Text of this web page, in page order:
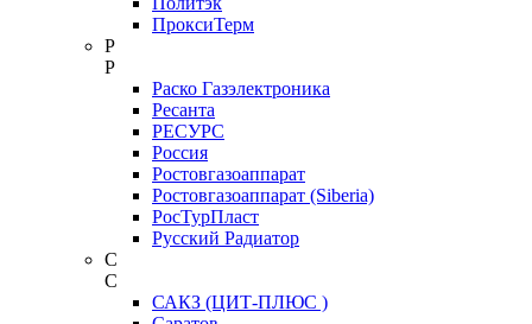
ПроксиТерм
Р
Р
Раско Газэлектроника
Ресанта
РЕСУРС
Россия
Ростовгазоаппарат
Ростовгазоаппарат (Siberia)
РосТурПласт
Русский Радиатор
С
С
САКЗ (ЦИТ-ПЛЮС )